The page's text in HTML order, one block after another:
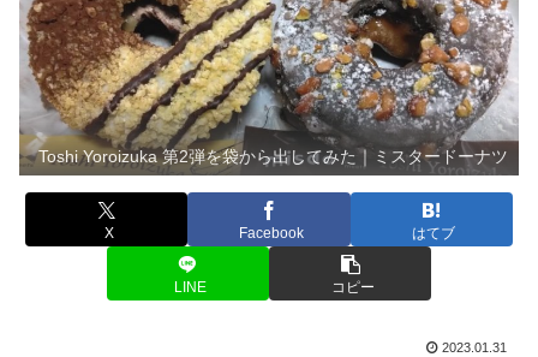
Toshi Yoroizuka 第2弾を袋から出してみた｜ミスタードーナツ
X Facebook はてブ
LINE コピー
2023.01.31